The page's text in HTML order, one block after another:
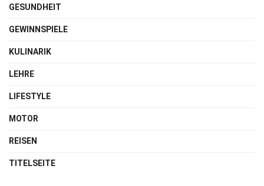
GESUNDHEIT
GEWINNSPIELE
KULINARIK
LEHRE
LIFESTYLE
MOTOR
REISEN
TITELSEITE